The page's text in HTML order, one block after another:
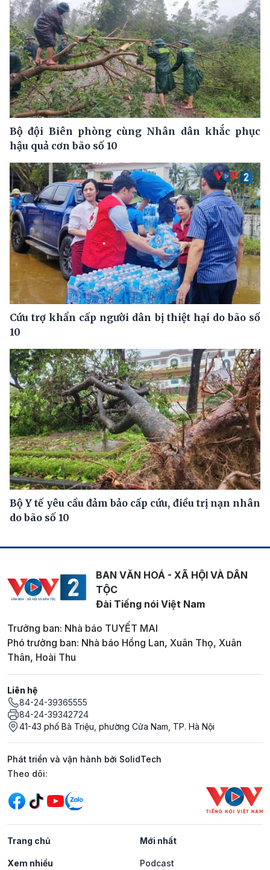
Bộ đội Biên phòng cùng Nhân dân khắc phục
hậu quả cơn bão số 10
Cứu trợ khẩn cấp người dân bị thiệt hại do bão số
10
Bộ Y tế yêu cầu đảm bảo cấp cứu, điều trị nạn nhân
do bão số 10
BAN VĂN HOÁ - XÃ HỘI VÀ DÂN
TỘC
Đài Tiếng nói Việt Nam
Trưởng ban: Nhà báo TUYẾT MAI
Phó trưởng ban: Nhà báo Hồng Lan, Xuân Thọ, Xuân
Thân, Hoài Thu
Liên hệ
84-24-39365555
84-24-39342724
41-43 phố Bà Triệu, phường Cửa Nam, TP. Hà Nội
Phát triển và vận hành bởi SolidTech
Mạng xã hội
Theo dõi:
Trang chủ Mới nhất
Xem nhiều Podcast